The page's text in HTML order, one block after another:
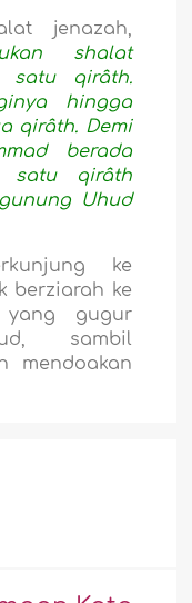
jenazah,
shalat
satu qirâth.
hingga
qirâth. Demi
berada
satu qirâth
Uhud
ke
berziarah ke
yang gugur
sambil
mendoakan